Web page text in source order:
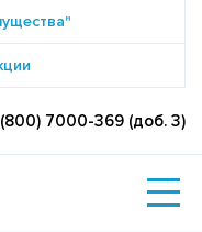
7000-369 (доб. 3)